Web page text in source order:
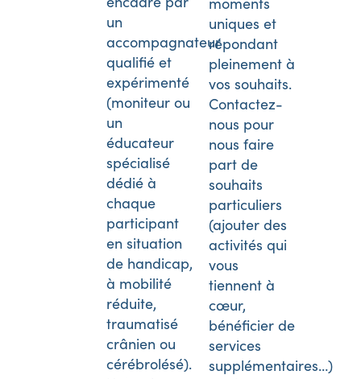
un
accompagnateur
qualifié et
expérimenté
(moniteur ou
un
éducateur
spécialisé
dédié à
chaque
participant
en situation
de handicap,
à mobilité
réduite,
traumatisé
crânien ou
cérébrolésé).
uniques et
répondant
pleinement à
vos souhaits.
Contactez-
nous pour
nous faire
part de
souhaits
particuliers
(ajouter des
activités qui
vous
tiennent à
cœur,
bénéficier de
services
supplémentaires…)